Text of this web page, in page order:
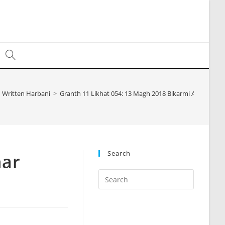
Toggle
Written Harbani > Granth 11 Likhat 054: 13 Magh 2018 Bikarmi Achhar
Search
Escape